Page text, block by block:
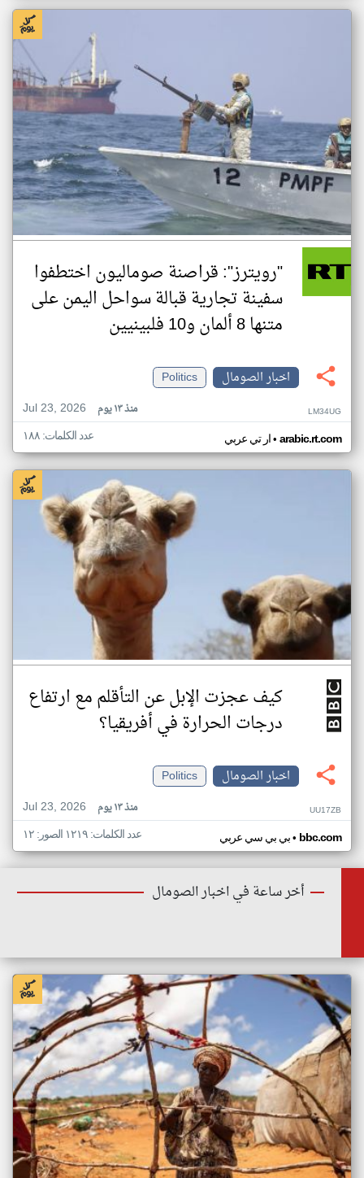
"رويترز": قراصنة صوماليون اختطفوا
سفينة تجارية قبالة سواحل اليمن على
متنها 8 ألمان و10 فلبينيين
اخبار الصومال
Politics
Jul 23, 2026
منذ ١٣ يوم LM34UG
ار تي عربي• arabic.rt.com عدد الكلمات: ١٨٨
كيف عجزت الإبل عن التأقلم مع ارتفاع
درجات الحرارة في أفريقيا؟
اخبار الصومال
Politics
Jul 23, 2026
منذ ١٣ يوم UU17ZB
بي بي سي عربي• bbc.com عدد الكلمات: ١٢١٩ الصور: ١٢
أخر ساعة في اخبار الصومال